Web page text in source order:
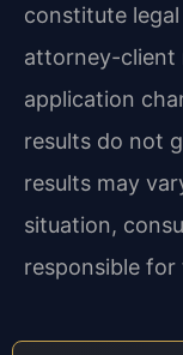
constitute
attorney-client
application
results do not
results may
situation,
responsible for